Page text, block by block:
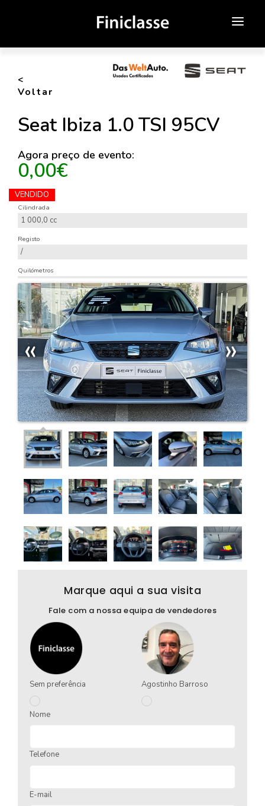
ATENDIMENTO ONLINE
CAMPANHAS
MEDIA
CONTACTOS
<
Voltar
Seat Ibiza 1.0 TSI 95CV
Agora preço de evento:
0,00€
VENDIDO
Cilindrada
1 000,0 cc
Registo
/
Quilómetros
Marque aqui a sua visita
Fale com a nossa equipa de vendedores
Sem preferência Agostinho Barroso
Nome
Telefone
E-mail